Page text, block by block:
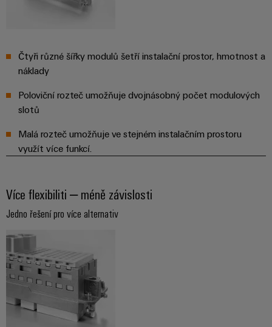
Čtyři různé šířky modulů šetří instalační prostor, hmotnost a
náklady
Poloviční rozteč umožňuje dvojnásobný počet modulových
slotů
Malá rozteč umožňuje ve stejném instalačním prostoru
využít více funkcí.
Více flexibiliti – méně závislosti
Jedno řešení pro více alternativ